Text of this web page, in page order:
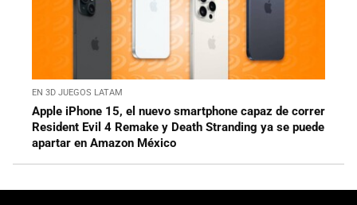
EN 3D JUEGOS LATAM
Apple iPhone 15, el nuevo smartphone capaz de correr
Resident Evil 4 Remake y Death Stranding ya se puede
apartar en Amazon México